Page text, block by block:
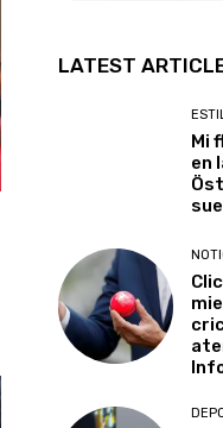
LATEST
Mi
en